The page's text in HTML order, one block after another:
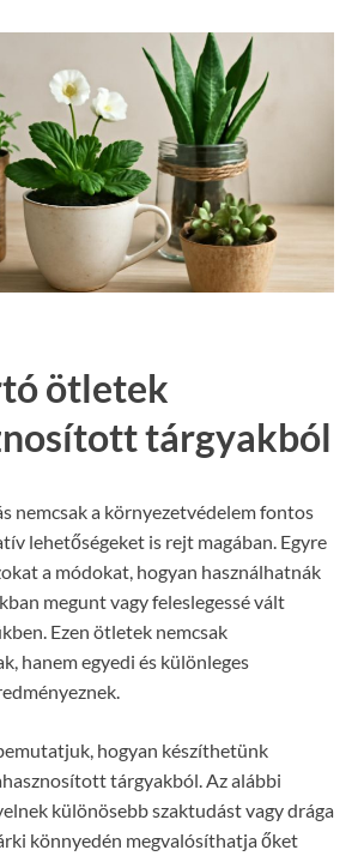
ötletek
tárgyakból
nemcsak a környezetvédelem fontos
lehetőségeket is rejt magában. Egyre
a módokat, hogyan használhatnák
megunt vagy feleslegessé vált
Ezen ötletek nemcsak
hanem egyedi és különleges
hogyan készíthetünk
tárgyakból. Az alábbi
különösebb szaktudást vagy drága
könnyedén megvalósíthatja őket